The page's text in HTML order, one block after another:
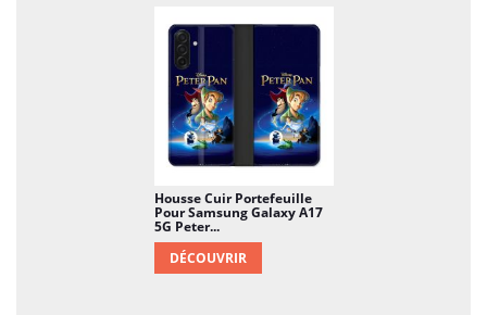
Housse Cuir Portefeuille
Pour Samsung Galaxy A17
5G Peter...
DÉCOUVRIR